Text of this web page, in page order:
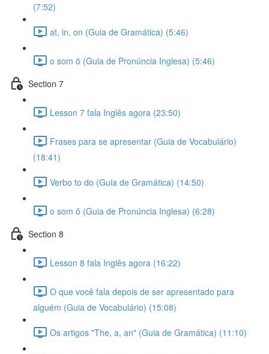
(7:52)
at, in, on (Guia de Gramática) (5:46)
o som ō (Guia de Pronúncia Inglesa) (5:46)
Section 7
Lesson 7 fala Inglês agora (23:50)
Frases para se apresentar (Guia de Vocabulário)
(18:41)
Verbo to do (Guia de Gramática) (14:50)
o som ô (Guia de Pronúncia Inglesa) (6:28)
Section 8
Lesson 8 fala Inglês agora (16:22)
O que você fala depois de ser apresentado para
alguém (Guia de Vocabulário) (15:08)
Os artigos "The, a, an" (Guia de Gramática) (11:10)